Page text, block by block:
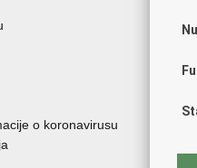
o koronavirusu